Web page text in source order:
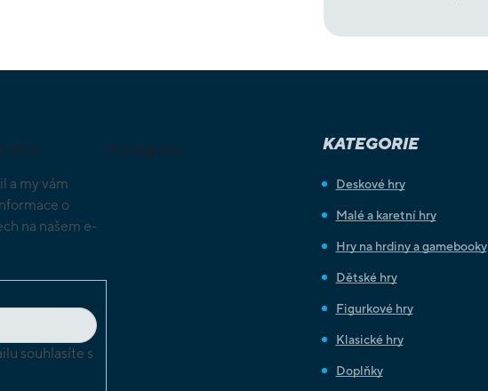
a my vám
o
na našem e-
souhlasíte s
Instagram KATEGORIE
Deskové hry
Malé a karetní hry
Hry na hrdiny a gamebooky
Dětské hry
Figurkové hry
Klasické hry
Doplňky